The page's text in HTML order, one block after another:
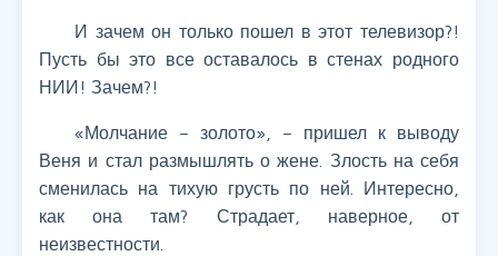
И зачем он только пошел в этот телевизор?!
Пусть бы это все оставалось в стенах родного
НИИ! Зачем?!
«Молчание – золото», – пришел к выводу
Веня и стал размышлять о жене. Злость на себя
сменилась на тихую грусть по ней. Интересно,
как она там? Страдает, наверное, от
неизвестности.